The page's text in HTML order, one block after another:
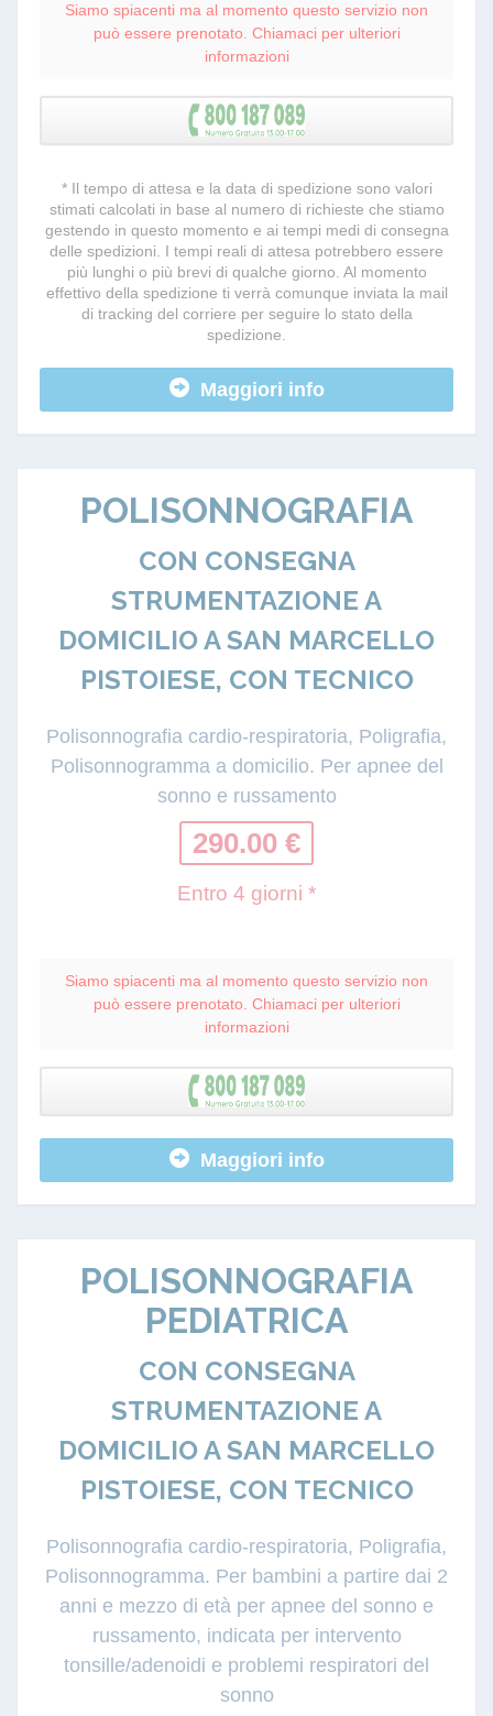
Siamo spiacenti ma al momento questo servizio non
può essere prenotato. Chiamaci per ulteriori
informazioni
* Il tempo di attesa e la data di spedizione sono valori
stimati calcolati in base al numero di richieste che stiamo
gestendo in questo momento e ai tempi medi di consegna
delle spedizioni. I tempi reali di attesa potrebbero essere
più lunghi o più brevi di qualche giorno. Al momento
effettivo della spedizione ti verrà comunque inviata la mail
di tracking del corriere per seguire lo stato della
spedizione.
Maggiori info
POLISONNOGRAFIA
CON CONSEGNA
STRUMENTAZIONE A
DOMICILIO A SAN MARCELLO
PISTOIESE, CON TECNICO
Polisonnografia cardio-respiratoria, Poligrafia,
Polisonnogramma a domicilio. Per apnee del
sonno e russamento
290.00 €
Entro 4 giorni *
Siamo spiacenti ma al momento questo servizio non
può essere prenotato. Chiamaci per ulteriori
informazioni
Maggiori info
POLISONNOGRAFIA
PEDIATRICA
CON CONSEGNA
STRUMENTAZIONE A
DOMICILIO A SAN MARCELLO
PISTOIESE, CON TECNICO
Polisonnografia cardio-respiratoria, Poligrafia,
Polisonnogramma. Per bambini a partire dai 2
anni e mezzo di età per apnee del sonno e
russamento, indicata per intervento
tonsille/adenoidi e problemi respiratori del
sonno